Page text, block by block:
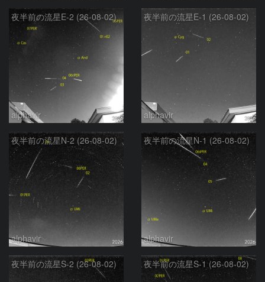
夜半前の流星E-2 (26-08-02)
alphavir
夜半前の流星E-1 (26-08-02)
alphavir
夜半前の流星N-2 (26-08-02)
alphavir
夜半前の流星N-1 (26-08-02)
alphavir
夜半前の流星S-2 (26-08-02) 夜半前の流星S-1 (26-08-02)